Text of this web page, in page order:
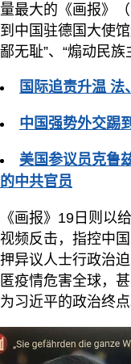
量最大的《画报》
到中国驻德国大使
鄙无耻”、“煽动民族
国际追责升温
中国强势外交踢
美国参议员克鲁
的中共官员
《画报》19日则以
视频反击，指控中
押异议人士行政治
匿疫情危害全球，
为习近平的政治终点